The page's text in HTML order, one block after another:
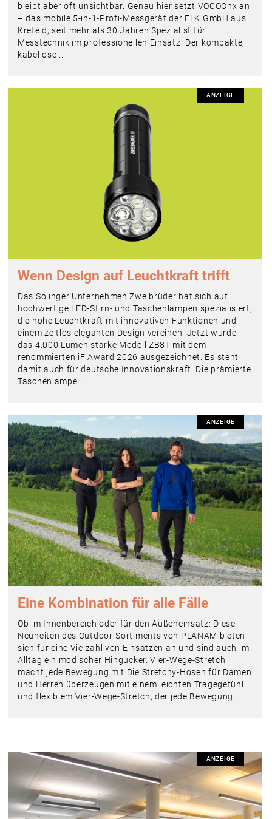
bleibt aber oft unsichtbar. Genau hier setzt VOCOOnx an
– das mobile 5-in-1-Profi-Messgerät der ELK GmbH aus
Krefeld, seit mehr als 30 Jahren Spezialist für
Messtechnik im professionellen Einsatz. Der kompakte,
kabellose ...
ANZEIGE
Wenn Design auf Leuchtkraft trifft
Das Solinger Unternehmen Zweibrüder hat sich auf
hochwertige LED-Stirn- und Taschenlampen spezialisiert,
die hohe Leuchtkraft mit innovativen Funktionen und
einem zeitlos eleganten Design vereinen. Jetzt wurde
das 4.000 Lumen starke Modell ZB8T mit dem
renommierten iF Award 2026 ausgezeichnet. Es steht
damit auch für deutsche Innovationskraft: Die prämierte
Taschenlampe ...
ANZEIGE
Eine Kombination für alle Fälle
Ob im Innenbereich oder für den Außeneinsatz: Diese
Neuheiten des Outdoor-Sortiments von PLANAM bieten
sich für eine Vielzahl von Einsätzen an und sind auch im
Alltag ein modischer Hingucker. Vier-Wege-Stretch
macht jede Bewegung mit Die Stretchy-Hosen für Damen
und Herren überzeugen mit einem leichten Tragegefühl
und flexiblem Vier-Wege-Stretch, der jede Bewegung ...
ANZEIGE